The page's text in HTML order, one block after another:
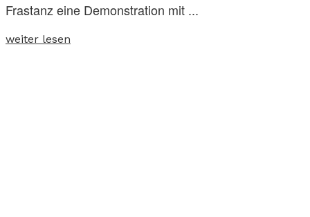
Frastanz eine Demonstration mit ...
weiter lesen